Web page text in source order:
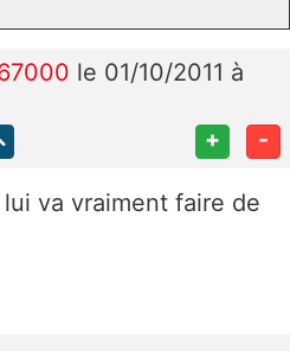
le 01/10/2011 à
+ -
va vraiment faire de